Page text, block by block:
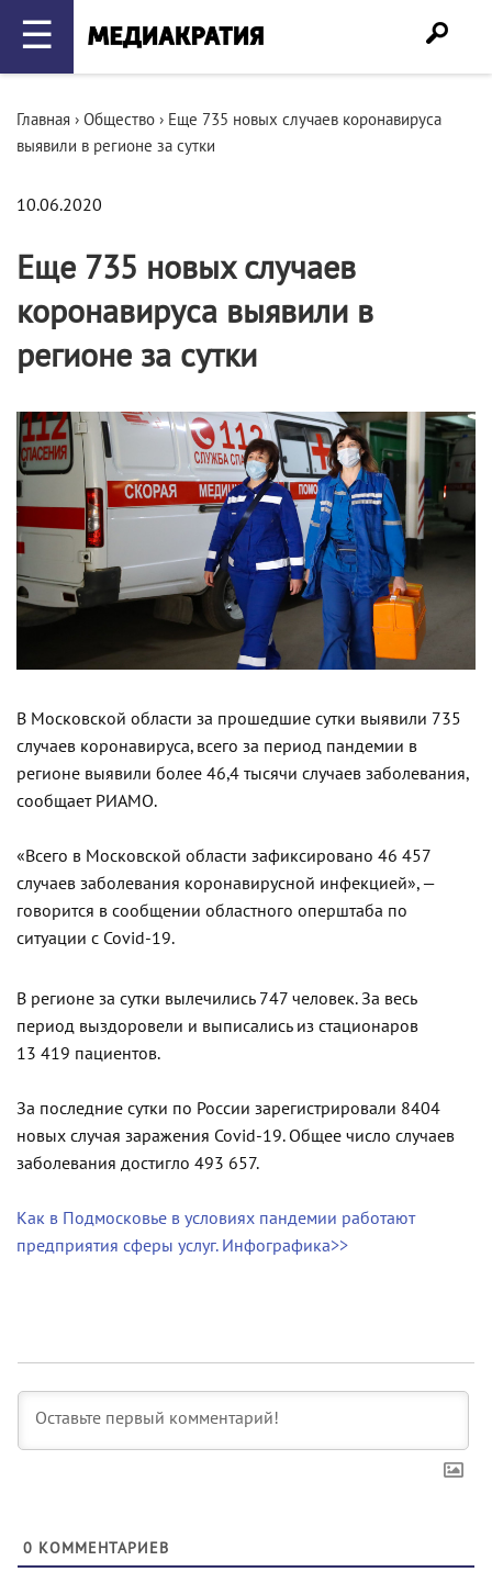
☰
Главная › Общество › Еще 735 новых случаев коронавируса
выявили в регионе за сутки
10.06.2020
Еще 735 новых случаев
коронавируса выявили в
регионе за сутки
В Московской области за прошедшие сутки выявили 735
случаев коронавируса, всего за период пандемии в
регионе выявили более 46,4 тысячи случаев заболевания,
сообщает РИАМО.
«Всего в Московской области зафиксировано 46 457
случаев заболевания коронавирусной инфекцией», —
говорится в сообщении областного оперштаба по
ситуации с Covid-19.
В регионе за сутки вылечились 747 человек. За весь
период выздоровели и выписались из стационаров
13 419 пациентов.
За последние сутки по России зарегистрировали 8404
новых случая заражения Covid-19. Общее число случаев
заболевания достигло 493 657.
Как в Подмосковье в условиях пандемии работают
предприятия сферы услуг. Инфографика>>
0 КОММЕНТАРИЕВ